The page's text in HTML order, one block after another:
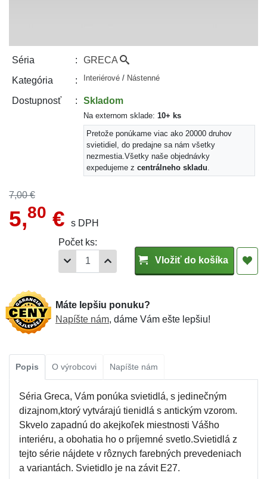
Séria GRECA
Kategória Interiérové / Nástenné
Dostupnosť Skladom
Na externom sklade: 10+ ks
Pretože ponúkame viac ako 20000 druhov
svietidiel, do predajne sa nám všetky
nezmestia. Všetky naše objednávky
expedujeme z centrálneho skladu
7,00 €
5,80 €
s DPH
Počet ks:
Vložiť do košíka
Máte lepšiu ponuku?
Napíšte nám, dáme Vám ešte lepšiu!
Popis O výrobcovi Napíšte nám
Séria Greca, Vám ponúka svietidlá, s jedinečným
dizajnom,ktorý vytvárajú tienidlá s antickým vzorom.
Skvelo zapadnú do akejkoľek miestnosti Vášho
interiéru, a obohatia ho o príjemné svetlo.Svietidlá z
tejto série nájdete v rôznych farebných prevedeniach
a variantách. Svietidlo je na závit E27.